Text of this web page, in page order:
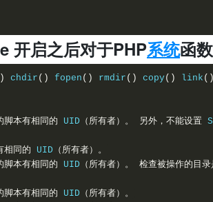
开启之后对于PHP系统函
) chdir ( ) fopen ( ) rmdir ( ) copy( ) link ( )
脚本有相同的 UID （所有者）。 另外，不能设置
相同的 UID （所有者）。
脚本有相同的 UID （所有者）。
检查被操作的目
脚本有相同的 UID （所有者）。